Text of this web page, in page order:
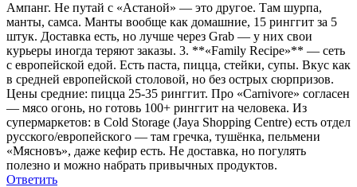
Ампанг. Не путай с «Астаной» — это другое. Там шурпа,
манты, самса. Манты вообще как домашние, 15 ринггит за 5
штук. Доставка есть, но лучше через Grab — у них свои
курьеры иногда теряют заказы. 3. **«Family Recipe»** — сеть
с европейской едой. Есть паста, пицца, стейки, супы. Вкус как
в средней европейской столовой, но без острых сюрпризов.
Цены средние: пицца 25-35 ринггит. Про «Carnivore» согласен
— мясо огонь, но готовь 100+ ринггит на человека. Из
супермаркетов: в Cold Storage (Jaya Shopping Centre) есть отдел
русского/европейского — там гречка, тушёнка, пельмени
«Мясновъ», даже кефир есть. Не доставка, но погулять
полезно и можно набрать привычных продуктов.
Ответить